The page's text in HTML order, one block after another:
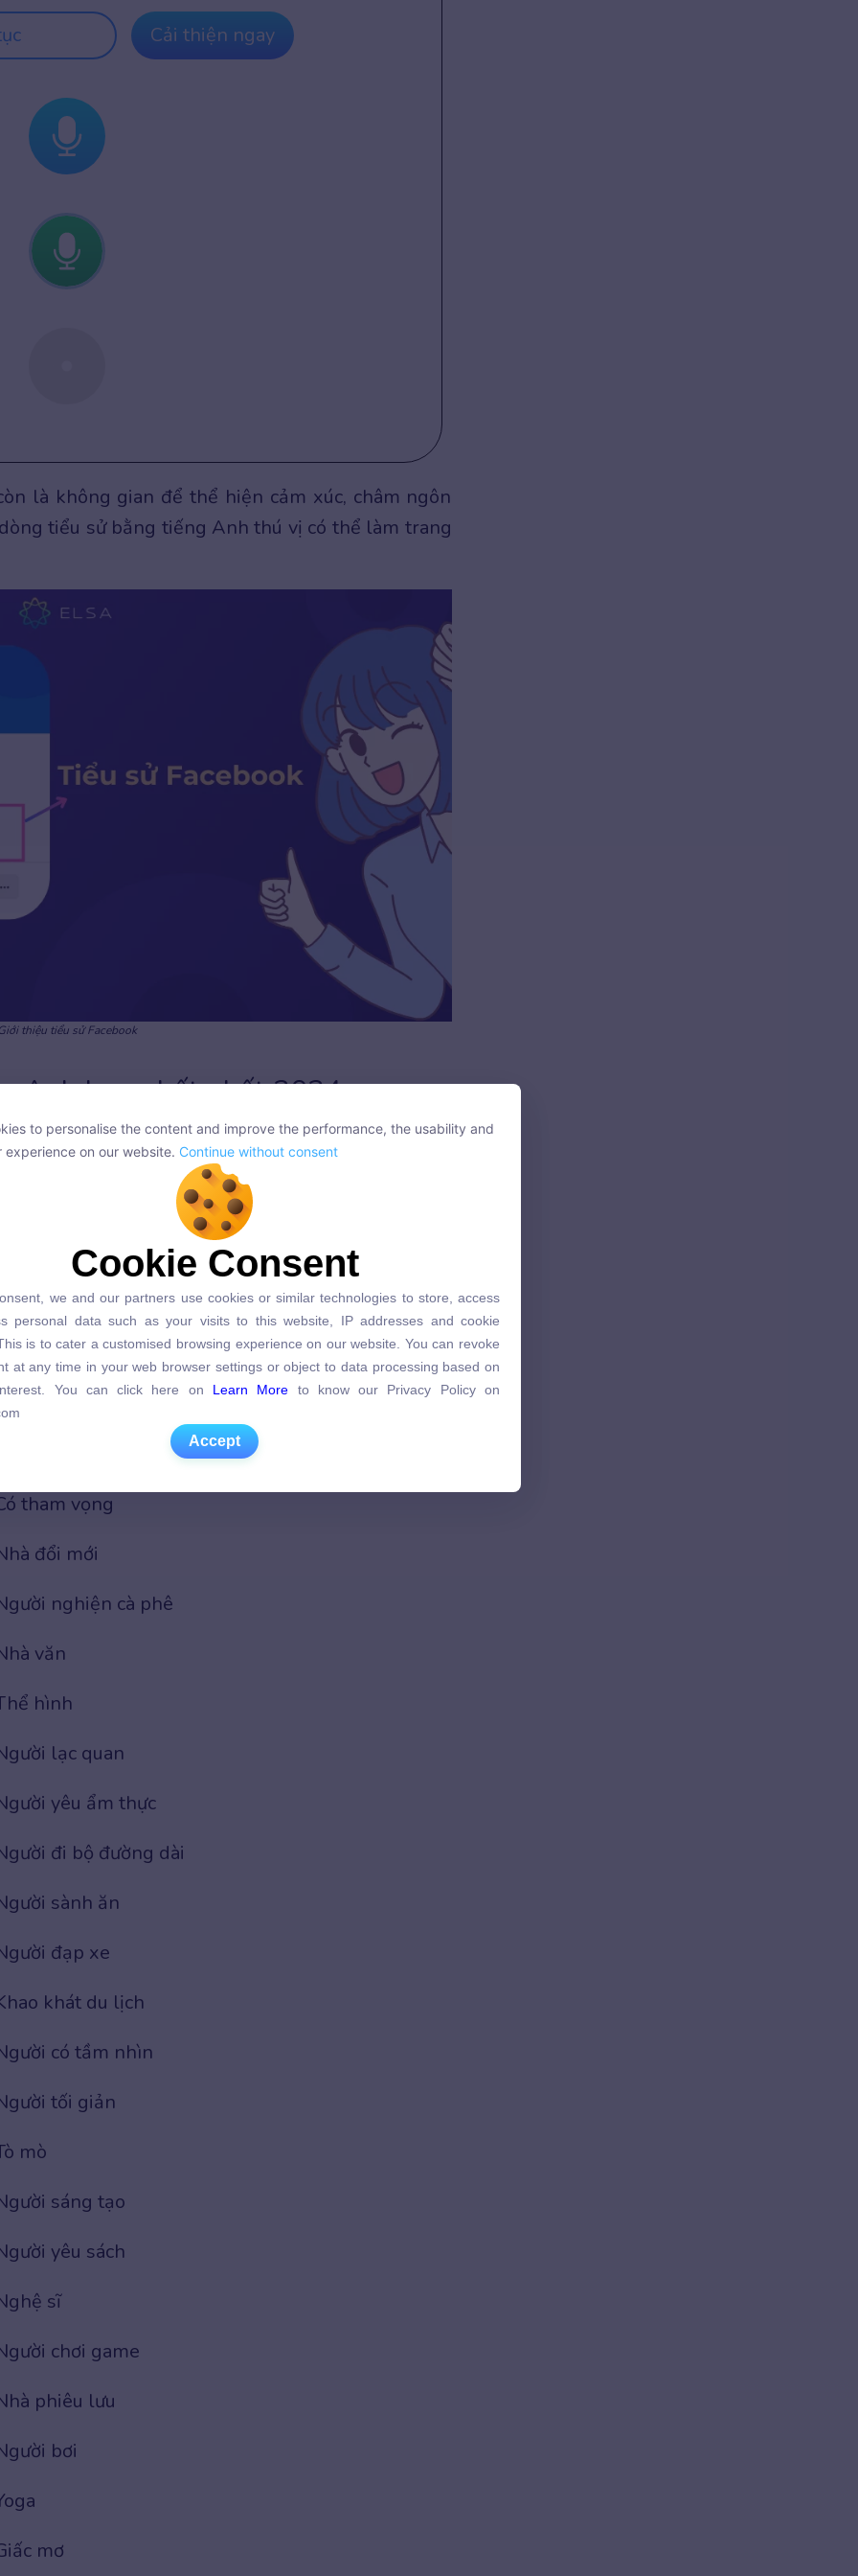
Cải thiện ngay
là không gian để thể hiện cảm xúc, châm ngôn
tiểu sử bằng tiếng Anh thú vị có thể làm trang
thiệu tiểu sử Facebook
Anh hay, chất nhất 2024
lang thang
mơ mộng
thám hiểm
trang
tham vọng
đổi mới
nghiện cà phê
văn
hình
lạc quan
yêu ẩm thực
đi bộ đường dài
sành ăn
đạp xe
khát du lịch
có tầm nhìn
tối giản
mò
sáng tạo
yêu sách
sĩ
chơi game
phiêu lưu
bơi
mơ
to personalise the content and improve the performance, the usability and
on our website.
Continue without consent
Cookie Consent
personal data such as your visits to this website, IP addresses and cookie
is to cater a customised browsing experience on our website. You can revoke
at any time in your web browser settings or object to data processing based on
You can click here on
Learn More
to know our Privacy Policy on
Accept
to personalise the content and improve the performance, the usability and
experience on our website. Continue without consent
Cookie Consent
we and our partners use cookies or similar technologies to store, access
personal data such as your visits to this website, IP addresses and cookie
is to cater a customised browsing experience on our website. You can revoke
at any time in your web browser settings or object to data processing based on
You can click here on Learn More to know our Privacy Policy on
Accept